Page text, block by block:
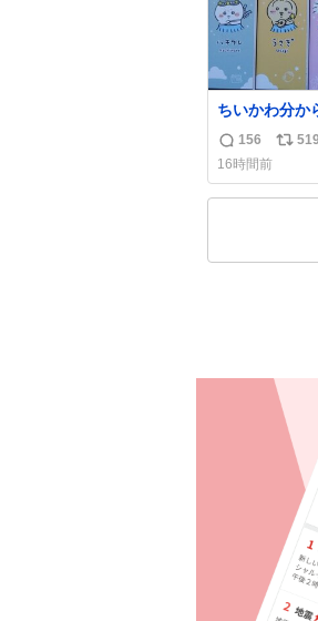
ちいかわ分か
前になってる
返
信
数
156
リ
ス
519
16時間前